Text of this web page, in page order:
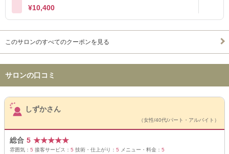
¥10,400
このサロンのすべてのクーポンを見る
サロンの口コミ
サロンPick Up
しずかさん
（女性/40代/パート・アルバイト）
総合 5 ★★★★★
雰囲気： 5 接客サービス： 5 技術・仕上がり： 5 メニュー・料金： 5